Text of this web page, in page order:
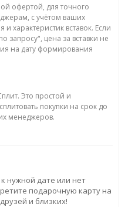
офертой, для точного
с учётом ваших
характеристик вставок. Если
запросу", цена за вставки не
на дату формирования
Это простой и
покупки на срок до
менеджеров.
нужной дате или нет
подарочную карту на
и близких!